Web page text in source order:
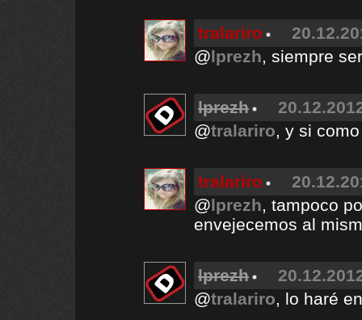
tralariro
@lprezh, siempre
lprezh
@tralariro, y si
tralariro
@lprezh, tampoco
envejecemos al
lprezh
@tralariro, lo haré